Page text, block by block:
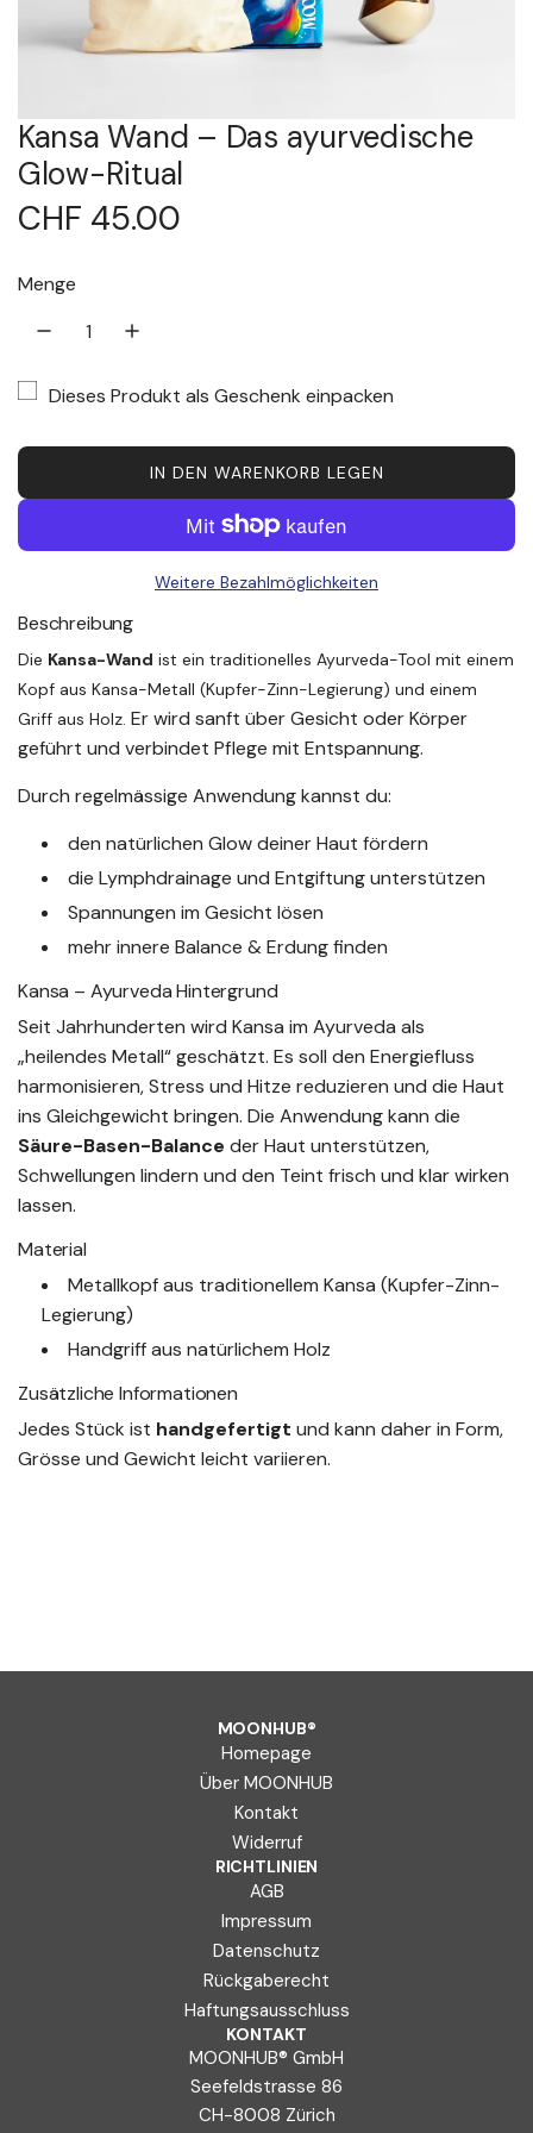
Kansa Wand – Das ayurvedische
Glow-Ritual
R
e
u
ä
r
r
P
r
e
CHF 45.00
Menge
Dieses Produkt als Geschenk einpacken
IN DEN WARENKORB LEGEN
L
D
N
.
Weitere Bezahlmöglichkeiten
Beschreibung
Die Kansa-Wand ist ein traditionelles Ayurveda-Tool mit einem
Kopf aus Kansa-Metall (Kupfer-Zinn-Legierung) und einem
Griff aus Holz. Er wird sanft über Gesicht oder Körper
geführt und verbindet Pflege mit Entspannung.
Durch regelmässige Anwendung kannst du:
den natürlichen Glow deiner Haut fördern
die Lymphdrainage und Entgiftung unterstützen
Spannungen im Gesicht lösen
mehr innere Balance & Erdung finden
Kansa – Ayurveda Hintergrund
Seit Jahrhunderten wird Kansa im Ayurveda als
„heilendes Metall“ geschätzt. Es soll den Energiefluss
harmonisieren, Stress und Hitze reduzieren und die Haut
ins Gleichgewicht bringen. Die Anwendung kann die
Säure-Basen-Balance der Haut unterstützen,
Schwellungen lindern und den Teint frisch und klar wirken
lassen.
Material
Metallkopf aus traditionellem Kansa (Kupfer-Zinn-
Legierung)
Handgriff aus natürlichem Holz
Zusätzliche Informationen
Jedes Stück ist handgefertigt und kann daher in Form,
Grösse und Gewicht leicht variieren.
MOONHUB®
Homepage
Über MOONHUB
Kontakt
Widerruf
RICHTLINIEN
AGB
Impressum
Datenschutz
Rückgaberecht
Haftungsausschluss
KONTAKT
MOONHUB® GmbH
Seefeldstrasse 86
CH-8008 Zürich